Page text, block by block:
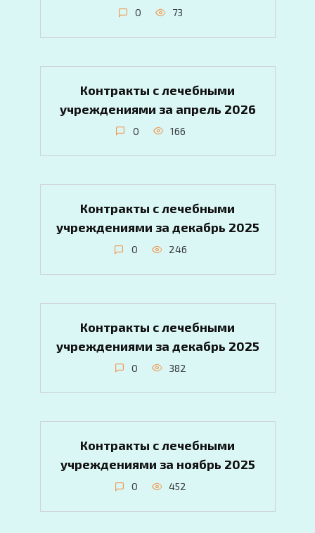
0 73
Контракты с лечебными
учреждениями за апрель 2026
0 166
Контракты с лечебными
учреждениями за декабрь 2025
0 246
Контракты с лечебными
учреждениями за декабрь 2025
0 382
Контракты с лечебными
учреждениями за ноябрь 2025
0 452